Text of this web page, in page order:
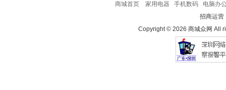
商城首页 家用电器 手机数码
电脑办
招商运营
Copyright © 2026 商城众网 All